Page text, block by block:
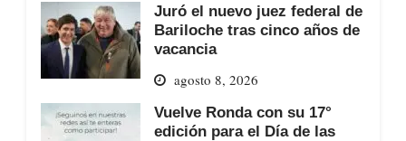
Juró el nuevo juez federal de
Bariloche tras cinco años de
vacancia
agosto 8, 2026
Vuelve Ronda con su 17°
edición para el Día de las